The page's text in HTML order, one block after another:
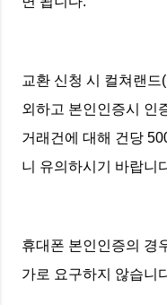
교환 신청 시 컬쳐랜드
외하고 본인인증시 인
거래건에 대해 건당
니 유의하시기 바랍니
휴대폰 본인인증의 경
가로 요구하지 않습니